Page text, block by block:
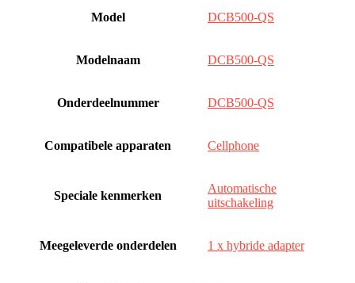
Model ‎DCB500-QS
Modelnaam ‎DCB500-QS
Onderdeelnummer ‎DCB500-QS
Compatibele apparaten ‎Cellphone
Speciale kenmerken
‎Automatische
uitschakeling
Meegeleverde onderdelen ‎1 x hybride adapter